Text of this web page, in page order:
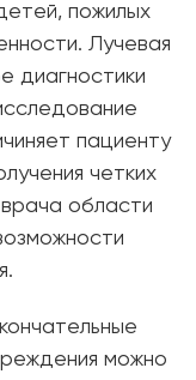
пожилых
Лучевая
диагностики
пациенту
четких
области
можно